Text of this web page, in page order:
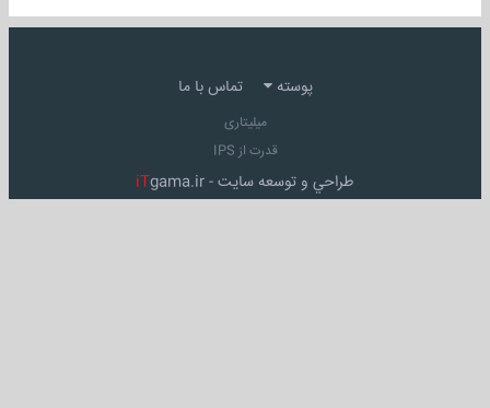
پوسته تماس با ما
میلیتاری
قدرت از IPS
طراحي و توسعه سايت - iTgama.ir